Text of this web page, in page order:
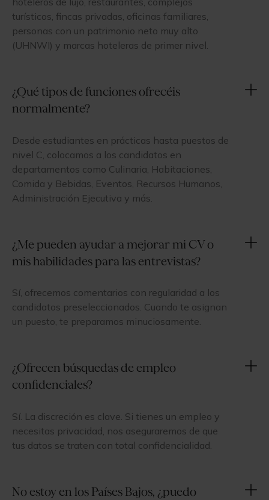
turísticos, fincas privadas, oficinas familiares,
personas con un patrimonio neto muy alto
(UHNWI) y marcas hoteleras de primer nivel.
¿Qué tipos de funciones ofrecéis
normalmente?
Desde estudiantes en prácticas hasta puestos de
nivel C, colocamos a los candidatos en
departamentos como Culinaria, Habitaciones,
Comida y Bebidas, Eventos, Recursos Humanos,
Administración Ejecutiva y más.
¿Me pueden ayudar a mejorar mi CV o
mis habilidades para las entrevistas?
Sí, ofrecemos comentarios con regularidad a los
candidatos preseleccionados. Cuando te asignan
un puesto, te preparamos minuciosamente.
¿Ofrecen búsquedas de empleo
confidenciales?
Sí. La discreción es clave. Si tienes un empleo y
necesitas privacidad, nos aseguraremos de que
tus datos se traten con total confidencialidad.
No estoy en los Países Bajos, ¿puedo